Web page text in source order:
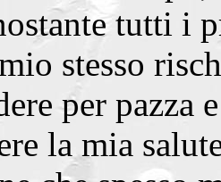
tutti i
stesso
per pazza
la mia